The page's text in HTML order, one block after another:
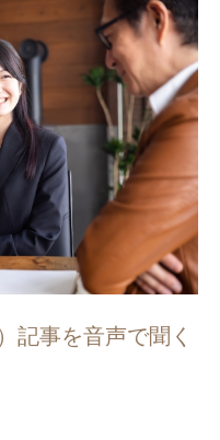
記事を音声で聞く